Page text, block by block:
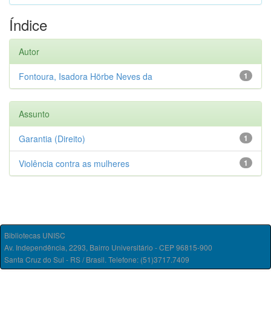
Índice
Autor
1
Fontoura, Isadora Hörbe Neves da
Assunto
1
Garantia (Direito)
1
Violência contra as mulheres
Bibliotecas UNISC
Av. Independência, 2293, Bairro Universitário - CEP 96815-900
Santa Cruz do Sul - RS / Brasil. Telefone: (51)3717.7409